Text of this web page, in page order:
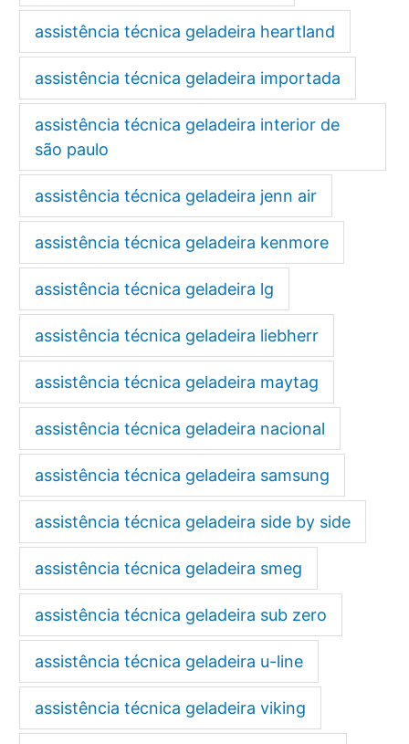
assistência técnica geladeira heartland
assistência técnica geladeira importada
assistência técnica geladeira interior de
são paulo
assistência técnica geladeira jenn air
assistência técnica geladeira kenmore
assistência técnica geladeira lg
assistência técnica geladeira liebherr
assistência técnica geladeira maytag
assistência técnica geladeira nacional
assistência técnica geladeira samsung
assistência técnica geladeira side by side
assistência técnica geladeira smeg
assistência técnica geladeira sub zero
assistência técnica geladeira u-line
assistência técnica geladeira viking